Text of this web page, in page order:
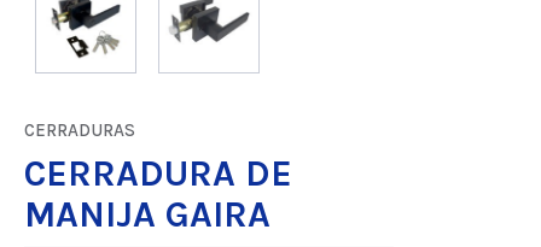
CERRADURAS
CERRADURA DE
MANIJA GAIRA